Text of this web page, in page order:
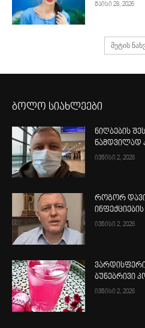
მაისი 28, 2026
მეტის
ბოლო სიახლეები
ნიღბების
ნამდვილად
ივნისი 2, 2026
როგორ
ივნისი 2, 2026
ბუნებრივი
ივნისი 2, 2026